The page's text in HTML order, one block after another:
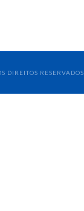
DIREITOS RESERVADOS